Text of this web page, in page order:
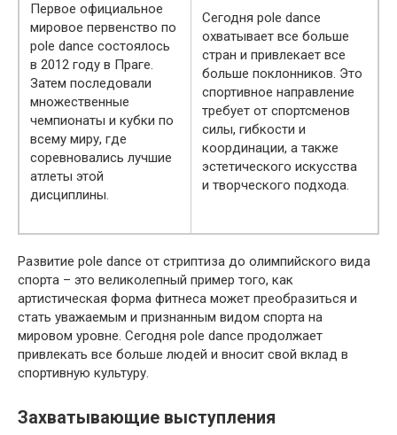
Первое официальное
мировое первенство по
pole dance состоялось
в 2012 году в Праге.
Затем последовали
множественные
чемпионаты и кубки по
всему миру, где
соревновались лучшие
атлеты этой
дисциплины.
Сегодня pole dance
охватывает все больше
стран и привлекает все
больше поклонников. Это
спортивное направление
требует от спортсменов
силы, гибкости и
координации, а также
эстетического искусства
и творческого подхода.
Развитие pole dance от стриптиза до олимпийского вида
спорта – это великолепный пример того, как
артистическая форма фитнеса может преобразиться и
стать уважаемым и признанным видом спорта на
мировом уровне. Сегодня pole dance продолжает
привлекать все больше людей и вносит свой вклад в
спортивную культуру.
Захватывающие выступления